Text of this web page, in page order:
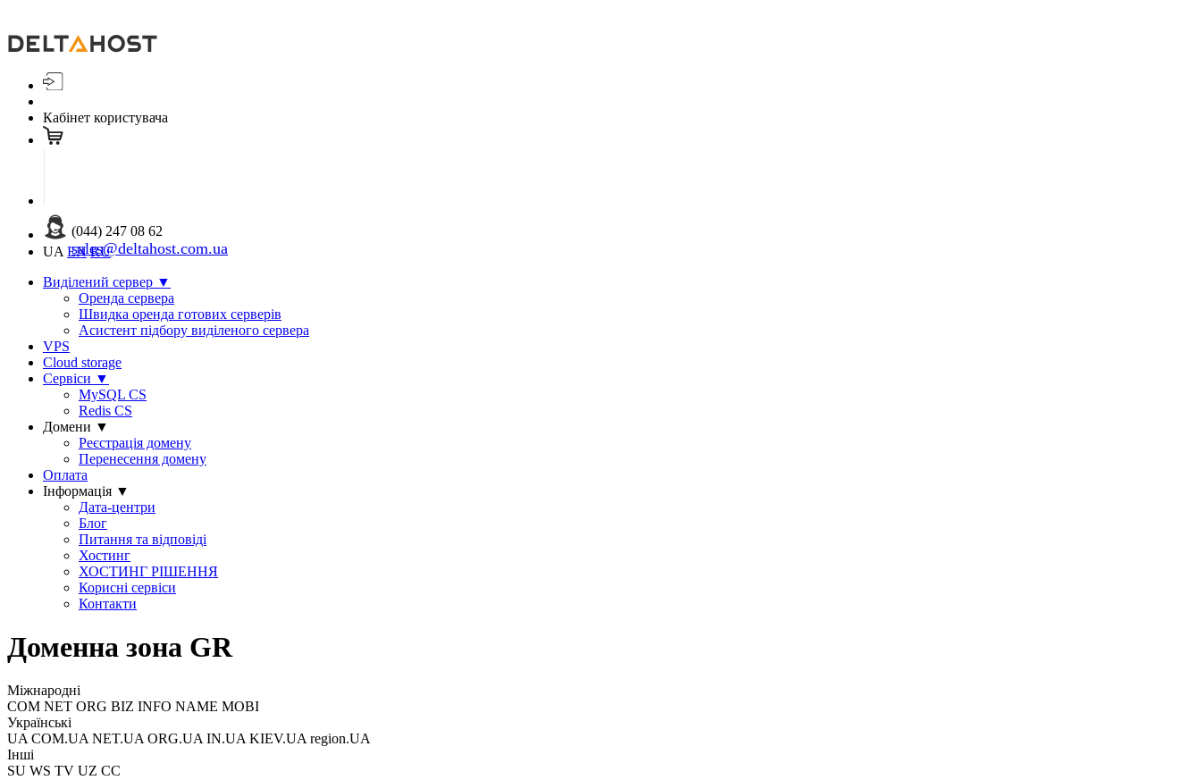
Кабінет користувача
(044) 247 08 62
sales@deltahost.com.ua
UA EN RU
Виділений сервер ▼
Оренда сервера
Швидка оренда готових серверів
Асистент підбору виділеного сервера
VPS
Cloud storage
Сервіси ▼
MySQL CS
Redis CS
Домени ▼
Реєстрація домену
Перенесення домену
Оплата
Інформація ▼
Дата-центри
Блог
Питання та відповіді
Хостинг
ХОСТИНГ РІШЕННЯ
Корисні сервіси
Контакти
Доменна зона GR
Міжнародні
COM NET ORG BIZ INFO NAME MOBI
Українські
UA COM.UA NET.UA ORG.UA IN.UA KIEV.UA region.UA
Інші
SU WS TV UZ CC